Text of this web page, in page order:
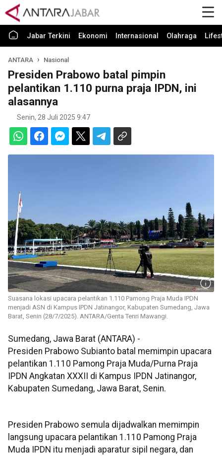
Jabar Terkini Ekonomi Internasional Olahraga
ANTARA Nasional
Presiden Prabowo batal pimpin
pelantikan 1.110 purna praja IPDN, ini
alasannya
Senin, 28 Juli 2025 9:47
Suasana lokasi upacara pelantikan 1.110 Pamong Praja Muda IPDN
menjadi ASN di Kampus IPDN Jatinangor, Kabupaten Sumedang, Jawa
Barat, Senin (28/7/2025). ANTARA/Genta Tenri Mawangi.
Sumedang, Jawa Barat (ANTARA) -
Presiden Prabowo Subianto batal memimpin upacara
pelantikan 1.110 Pamong Praja Muda/Purna Praja
IPDN Angkatan XXXII di Kampus IPDN Jatinangor,
Kabupaten Sumedang, Jawa Barat, Senin.
Presiden Prabowo semula dijadwalkan memimpin
langsung upacara pelantikan 1.110 Pamong Praja
Muda IPDN itu menjadi aparatur sipil negara, dan